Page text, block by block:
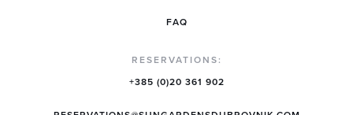
FAQ
RESERVATIONS:
+385 (0)20 361 902